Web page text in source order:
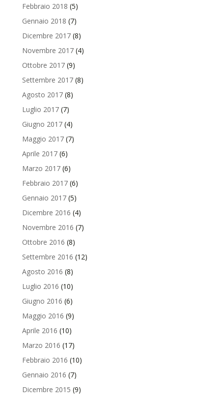
Febbraio 2018 (5)
Gennaio 2018 (7)
Dicembre 2017(8)
Novembre 2017(4)
Ottobre 2017(9)
Settembre 2017(8)
Agosto 2017(8)
Luglio 2017(7)
Giugno 2017(4)
Maggio 2017(7)
Aprile 2017(6)
Marzo 2017(6)
Febbraio 2017(6)
Gennaio 2017(5)
Dicembre 2016 (4)
Novembre 2016 (7)
Ottobre 2016 (8)
Settembre 2016 (12)
Agosto 2016 (8)
Luglio 2016 (10)
Giugno 2016 (6)
Maggio 2016 (9)
Aprile 2016 (10)
Marzo 2016 (17)
Febbraio 2016 (10)
Gennaio 2016 (7)
Dicembre 2015 (9)